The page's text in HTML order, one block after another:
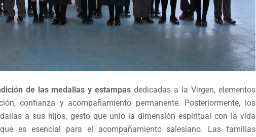
de las medallas y estampas dedicadas a la Virgen, elementos
confianza y acompañamiento permanente. Posteriormente, los
a sus hijos, gesto que unió la dimensión espiritual con la vida
es esencial para el acompañamiento salesiano. Las familias